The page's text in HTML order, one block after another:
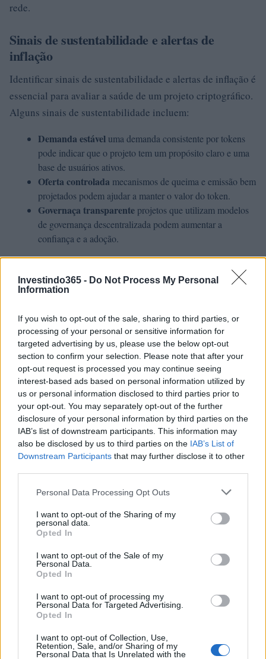
Investindo365 - Do Not Process My Personal
Information
If you wish to opt-out of the sale, sharing to third parties, or
processing of your personal or sensitive information for
targeted advertising by us, please use the below opt-out
section to confirm your selection. Please note that after your
opt-out request is processed you may continue seeing
interest-based ads based on personal information utilized by
us or personal information disclosed to third parties prior to
your opt-out. You may separately opt-out of the further
disclosure of your personal information by third parties on the
IAB’s list of downstream participants. This information may
also be disclosed by us to third parties on the IAB’s List of
Downstream Participants that may further disclose it to other
Please note that this website/app uses one or more Google
not limited to your visit or usage behaviour. You may click to
grant or deny consent to Google and its third-party tags to
use your data for below specified purposes in below Google
consent section.
Personal Data Processing Opt Outs
I want to opt-out of the Sharing of my
personal data.
Opted In
I want to opt-out of the Sale of my
Personal Data.
Opted In
I want to opt-out of processing my
Personal Data for Targeted Advertising.
Opted In
I want to opt-out of Collection, Use,
Retention, Sale, and/or Sharing of my
Personal Data that Is Unrelated with the
rede.
Sinais de sustentabilidade e alertas de
inflação
Identificar sinais de sustentabilidade e alertas de inflação é
essencial para avaliar a saúde de um projeto criptográfico.
Alguns sinais de sustentabilidade incluem:
Demanda estável uma demanda consistente por tokens
pode indicar que o projeto tem um propósito claro e uma
base de usuários ativos.
Oferta controlada mecanismos de queima e emissão bem
projetados podem ajudar a manter o valor do token.
Governaça transparente projetos que utilizam modelos
de governança descentralizada podem aumentar a
confiança e a adoção.
Emissão descontrolada
desvalorização.
Baixa adoçãouma baixa demanda por tokens pode
indicar que o projeto não tem um propósito claro ou uma
base de usuários ativos.
Centralizaçãoprojetos que são controlados por uma
pequena grupo de pessoas podem perder a confiança dos
investidores.
Avaliar esses sinais pode ajudar a identificar projetos
sustentáveis e evitar aqueles que podem levar à perda de
valor.
Compreender a tokenomics é essencial para avaliar o valor
e a sustentabilidade de uma moeda criptográfica. Modelos
bem projetados de emissão, queima, incentivos e
governança podem garantir estabilidade e crescimento,
enquanto mecanismos mal estruturados podem levar à
desvalorização. Identificar sinais de sustentabilidade e
alertas de inflação é crucial para tomar decisões
informadas sobre investimentos em tokens digitais.